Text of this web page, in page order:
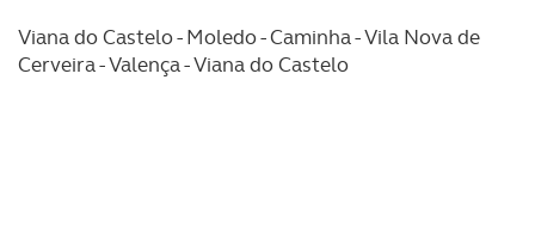
Viana do Castelo - Moledo - Caminha - Vila Nova de
Cerveira - Valença - Viana do Castelo